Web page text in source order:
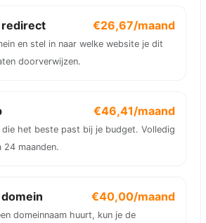
redirect €26,67/maand
en stel in naar welke website je dit
doorverwijzen.
€46,41/maand
die het beste past bij je budget. Volledig
24 maanden.
€40,00/maand
domeinnaam huurt, kun je de